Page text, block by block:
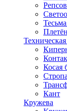
Косая
Стропа
Кант
Кружева